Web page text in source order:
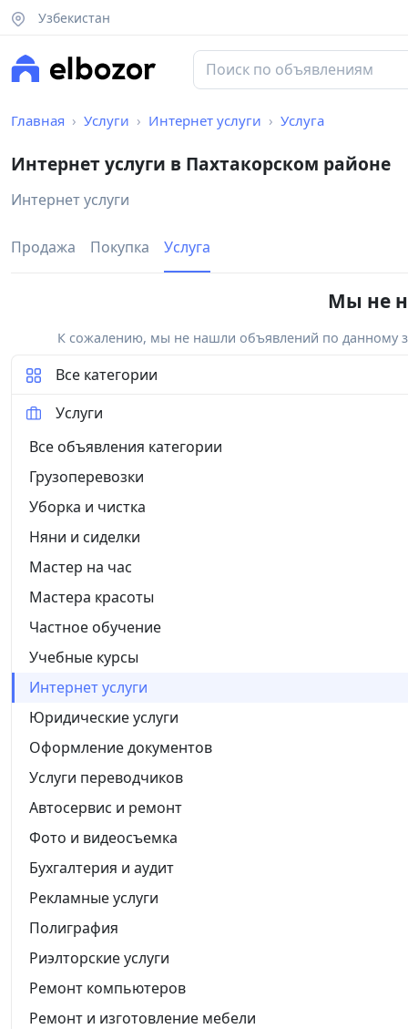
Узбекистан
Главная Услуги Интернет услуги Услуга
Интернет услуги в Пахтакорском районе
Интернет услуги
Продажа Покупка Услуга
Мы не
К сожалению, мы не нашли объявлений по данному
Все категории
Услуги
Все объявления категории
Грузоперевозки
Уборка и чистка
Няни и сиделки
Мастер на час
Мастера красоты
Частное обучение
Учебные курсы
Интернет услуги
Юридические услуги
Оформление документов
Услуги переводчиков
Автосервис и ремонт
Фото и видеосъемка
Бухгалтерия и аудит
Рекламные услуги
Полиграфия
Риэлторские услуги
Ремонт компьютеров
Ремонт и изготовление мебели